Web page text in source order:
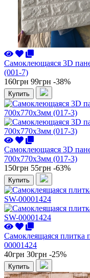
Самоклеющаяся 3D
(001-7)
160грн 99грн -38%
Купить
Самоклеющаяся 3D
700x770x3мм (017-3)
150грн 55грн -63%
Купить
Самоклеящаяся плитка
00001424
40грн 30грн -25%
Купить